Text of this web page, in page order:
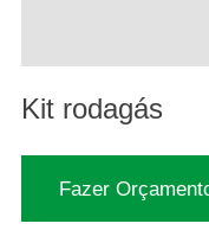
Kit rodagás
Fazer